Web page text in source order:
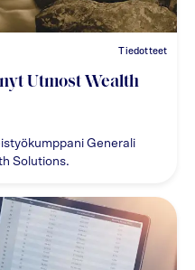
Tiedotteet
Utmost Wealth
Generali
Solutions.